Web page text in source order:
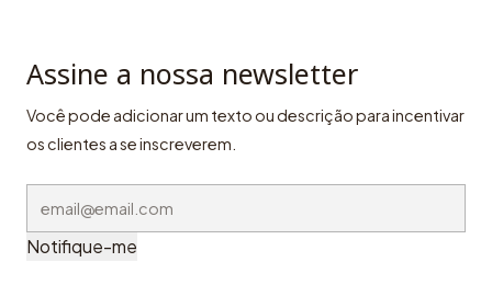
Assine a nossa newsletter
Você pode adicionar um texto ou descrição para incentivar
os clientes a se inscreverem.
Notifique-me